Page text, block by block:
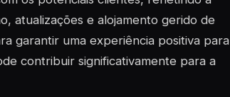
atualizações e alojamento gerido de
garantir uma experiência positiva para
contribuir significativamente para a